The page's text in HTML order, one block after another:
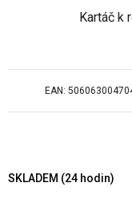
Kartáč k
EAN:
SKLADEM (24 hodin)